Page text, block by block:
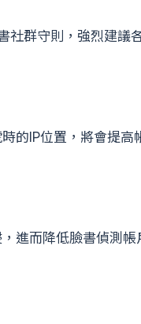
社群守則，強烈建議
的IP位置，將會提
進而降低臉書偵測